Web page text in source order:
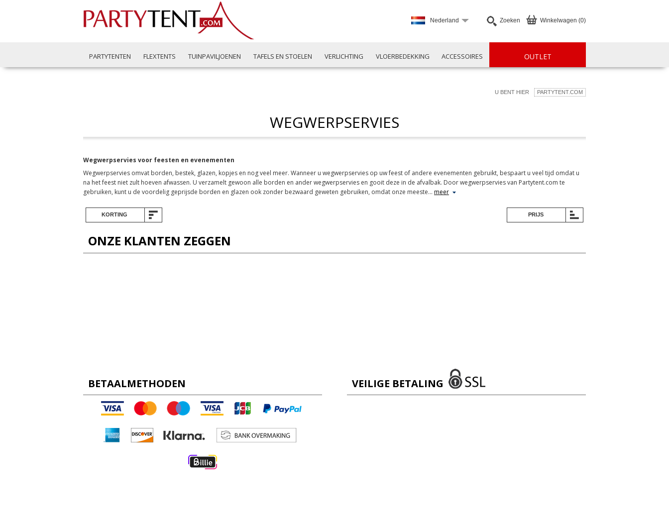
Winkelwagen (0)
Zoeken
Nederland
PARTYTENTEN FLEXTENTS TUINPAVILJOENEN TAFELS EN STOELEN VERLICHTING VLOERBEDEKKING ACCESSOIRES OUTLET
U BENT HIER PARTYTENT.COM
WEGWERPSERVIES
Wegwerpservies voor feesten en evenementen
Wegwerpservies omvat borden, bestek, glazen, kopjes en nog veel meer. Wanneer u wegwerpservies op uw feest of andere evenementen gebruikt, bespaart u veel tijd omdat u
na het feest niet zult hoeven afwassen. U verzamelt gewoon alle borden en ander wegwerpservies en gooit deze in de afvalbak. Door wegwerpservies van Partytent.com te
gebruiken, kunt u de voordelig geprijsde borden en glazen ook zonder bezwaard geweten gebruiken, omdat onze meeste… meer
KORTING PRIJS
ONZE KLANTEN ZEGGEN
BETAALMETHODEN VEILIGE BETALING